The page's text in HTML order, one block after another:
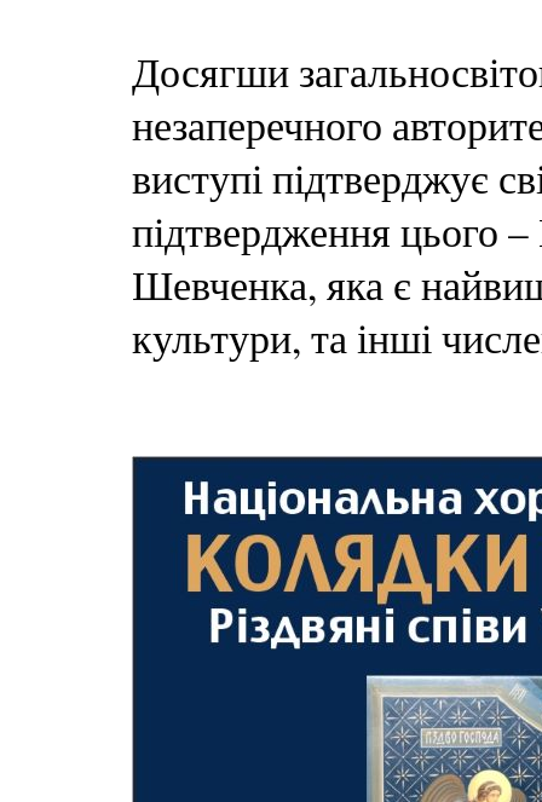
Досягши
незаперечного
виступі підтверджує
підтвердження цього
Шевченка, яка є
культури, та інші